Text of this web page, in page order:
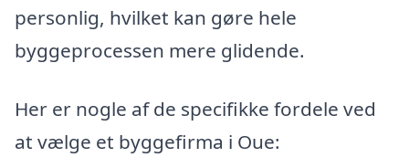
personlig, hvilket kan gøre hele
byggeprocessen mere glidende.
Her er nogle af de specifikke fordele ved
at vælge et byggefirma i Oue: